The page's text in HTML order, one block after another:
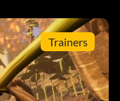
Trainers